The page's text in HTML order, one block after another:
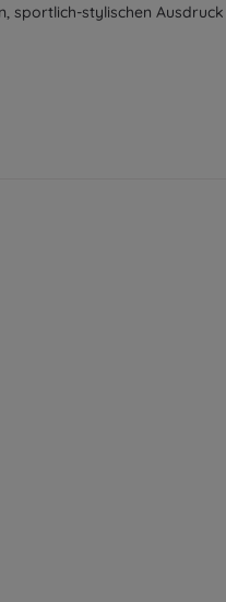
sportlich-stylischen